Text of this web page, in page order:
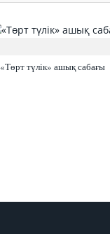
«Төрт түлік» ашық сабағы